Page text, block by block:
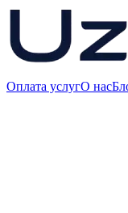
Оплата услугО нас